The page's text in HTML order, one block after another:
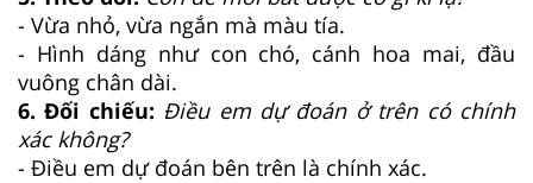
- Vừa nhỏ, vừa ngắn mà màu tía.
- Hình dáng như con chó, cánh hoa mai, đầu
vuông chân dài.
6. Đối chiếu: Điều em dự đoán ở trên có chính
xác không?
- Điều em dự đoán bên trên là chính xác.